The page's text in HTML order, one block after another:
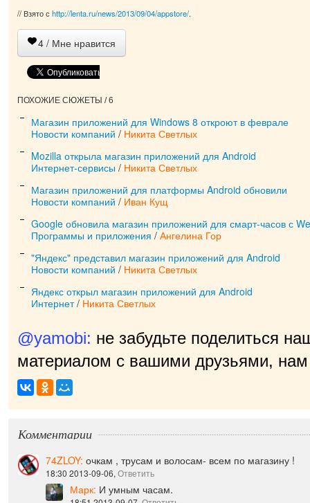
// Взято с http://lenta.ru/news/2013/09/04/appstore/.
4 / Мне нравится
ПОХОЖИЕ СЮЖЕТЫ / 6
Магазин приложений для Windows 8 откроют в феврале
Новости компаний / Никита Светлых
Mozilla открыла магазин приложений для Android
Интернет-сервисы / Никита Светлых
Магазин приложений для платформы Android обновили
Новости компаний / Иван Кущ
Google обновила магазин приложений для смарт-часов с
Программы и приложения / Ангелина Гор
"Яндекс" представил магазин приложений для Android
Новости компаний / Никита Светлых
Яндекс открыл магазин приложений для Android
Интернет/ Никита Светлых
@yamobi: не забудьте поделиться
материалом с вашими друзьями, нам
прият|
Комментарии
74ZLOY: очкам , трусам и волосам- всем по магазину !
18:30 2013-09-06,Ответить